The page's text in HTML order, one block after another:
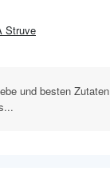
Struve
und besten Zutaten